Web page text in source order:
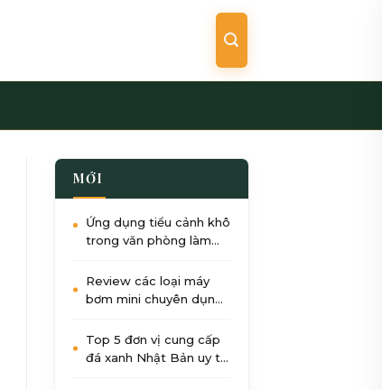
MỚI
Ứng dụng tiểu cảnh khô
trong văn phòng làm
năng suất
Review các loại máy
bơm mini chuyên dụng
sân
Top 5 đơn vị cung cấp
đá xanh Nhật Bản uy tín